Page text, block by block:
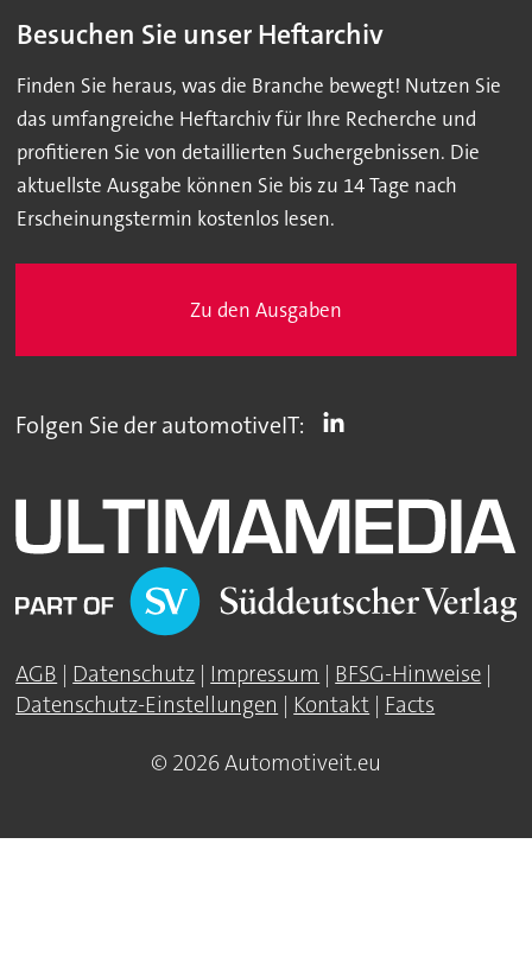
Besuchen Sie unser Heftarchiv
Finden Sie heraus, was die Branche bewegt! Nutzen Sie
das umfangreiche Heftarchiv für Ihre Recherche und
profitieren Sie von detaillierten Suchergebnissen. Die
aktuellste Ausgabe können Sie bis zu 14 Tage nach
Erscheinungstermin kostenlos lesen.
Zu den Ausgaben
Folgen Sie der automotiveIT:
AGB | Datenschutz | Impressum | BFSG-Hinweise |
Datenschutz-Einstellungen | Kontakt | Facts
© 2026 Automotiveit.eu